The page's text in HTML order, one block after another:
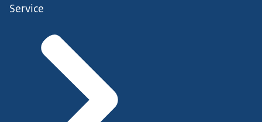
Service